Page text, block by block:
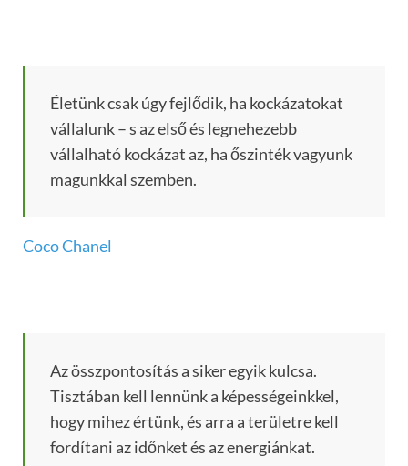
Életünk csak úgy fejlődik, ha kockázatokat
vállalunk – s az első és legnehezebb
vállalható kockázat az, ha őszinték vagyunk
magunkkal szemben.
Coco Chanel
Az összpontosítás a siker egyik kulcsa.
Tisztában kell lennünk a képességeinkkel,
hogy mihez értünk, és arra a területre kell
fordítani az időnket és az energiánkat.